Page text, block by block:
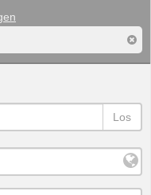
Los